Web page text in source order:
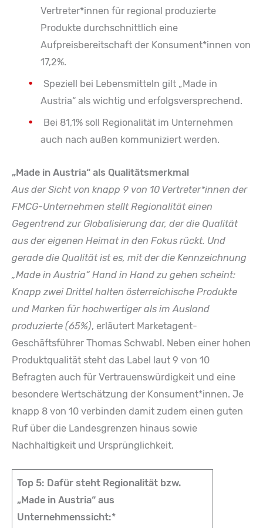
Vertreter*innen für regional produzierte
Produkte durchschnittlich eine
Aufpreisbereitschaft der Konsument*innen von
17,2%.
Speziell bei Lebensmitteln gilt „Made in
Austria“ als wichtig und erfolgsversprechend.
Bei 81,1% soll Regionalität im Unternehmen
auch nach außen kommuniziert werden.
„Made in Austria“ als Qualitätsmerkmal
Aus der Sicht von knapp 9 von 10 Vertreter*innen der
FMCG-Unternehmen stellt Regionalität einen
Gegentrend zur Globalisierung dar, der die Qualität
aus der eigenen Heimat in den Fokus rückt. Und
gerade die Qualität ist es, mit der die Kennzeichnung
„Made in Austria“ Hand in Hand zu gehen scheint:
Knapp zwei Drittel halten österreichische Produkte
und Marken für hochwertiger als im Ausland
produzierte (65%), erläutert Marketagent-
Geschäftsführer Thomas Schwabl. Neben einer hohen
Produktqualität steht das Label laut 9 von 10
Befragten auch für Vertrauenswürdigkeit und eine
besondere Wertschätzung der Konsument*innen. Je
knapp 8 von 10 verbinden damit zudem einen guten
Ruf über die Landesgrenzen hinaus sowie
Nachhaltigkeit und Ursprünglichkeit.
Top 5: Dafür steht Regionalität bzw.
„Made in Austria“ aus
Unternehmenssicht:*